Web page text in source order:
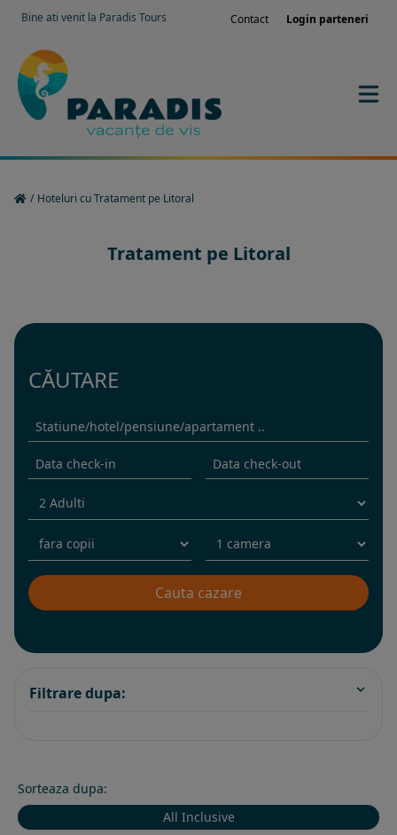
Bine ati venit la Paradis Tours Contact Login parteneri
/ Hoteluri cu Tratament pe Litoral
Tratament pe Litoral
CĂUTARE
Filtrare dupa:
Sorteaza dupa:
All Inclusive